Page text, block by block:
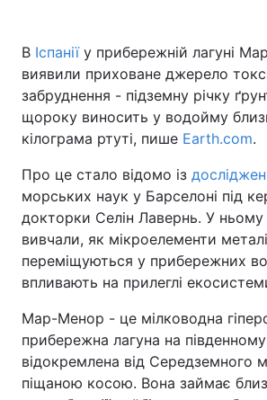
В Іспаніїу прибережній лагуні
виявили приховане джерело
забруднення - підземну річку
щороку виносить у водойму
кілограма ртуті, пише Earth.com.
Про це стало відомо із
морських наук у Барселоні під
докторки Селін Лавернь. У ньому
вивчали, як мікроелементи
переміщуються у прибережних
впливають на прилеглі
Мар-Менор - це мілководна
прибережна лагуна на південному
відокремлена від Середземного
піщаною косою. Вона займає